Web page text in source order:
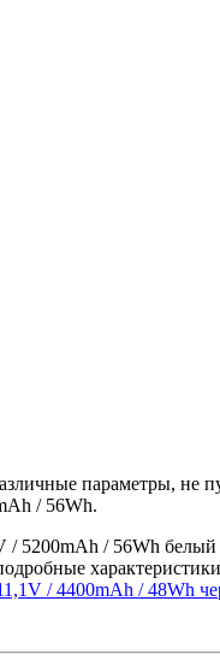
параметры, не
/ 56Wh.
5200mAh / 56Wh
/ 4400mAh / 48Wh